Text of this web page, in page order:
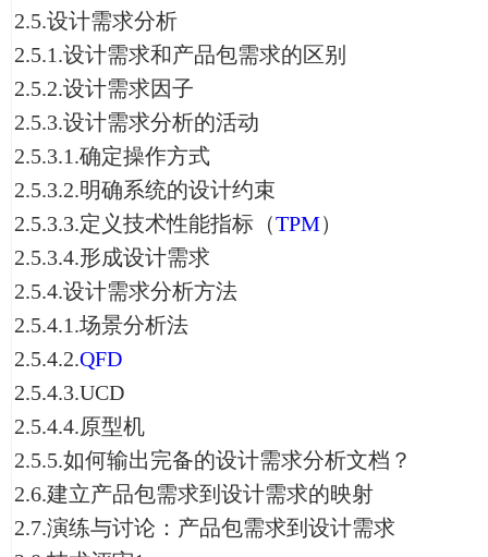
2.5.设计需求分析
2.5.1.设计需求和产品包需求的区别
2.5.2.设计需求因子
2.5.3.设计需求分析的活动
2.5.3.1.确定操作方式
2.5.3.2.明确系统的设计约束
2.5.3.3.定义技术性能指标（TPM）
2.5.3.4.形成设计需求
2.5.4.设计需求分析方法
2.5.4.1.场景分析法
2.5.4.2.QFD
2.5.4.3.UCD
2.5.4.4.原型机
2.5.5.如何输出完备的设计需求分析文档？
2.6.建立产品包需求到设计需求的映射
2.7.演练与讨论：产品包需求到设计需求